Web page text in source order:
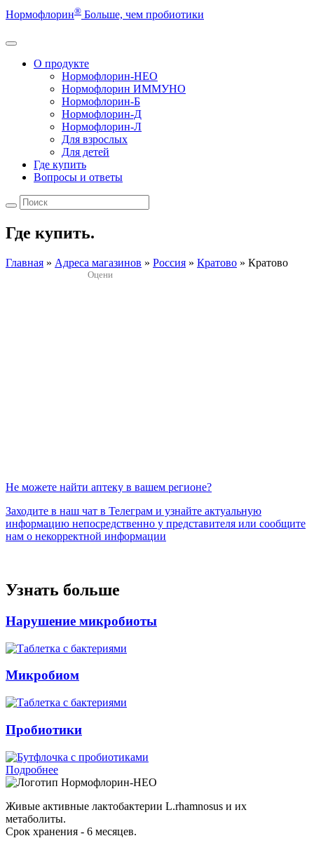
Нормофлорин® Больше, чем пробиотики
О продукте
Нормофлорин-НЕО
Нормофлорин ИММУНО
Нормофлорин-Б
Нормофлорин-Д
Нормофлорин-Л
Для взрослых
Для детей
Где купить
Вопросы и ответы
Где купить.
Главная » Адреса магазинов » Россия » Кратово » Кратово
Оцени
Не можете найти аптеку в вашем регионе?
Заходите в наш чат в Телеграм и узнайте актуальную
информацию непосредственно у представителя или сообщите
нам о некорректной информации
Узнать больше
Нарушение микробиоты
Микробиом
Пробиотики
Подробнее
Нормофлорин-НЕО
Живые активные лактобактерии L.rhamnosus и их
метаболиты.
Срок хранения - 6 месяцев.